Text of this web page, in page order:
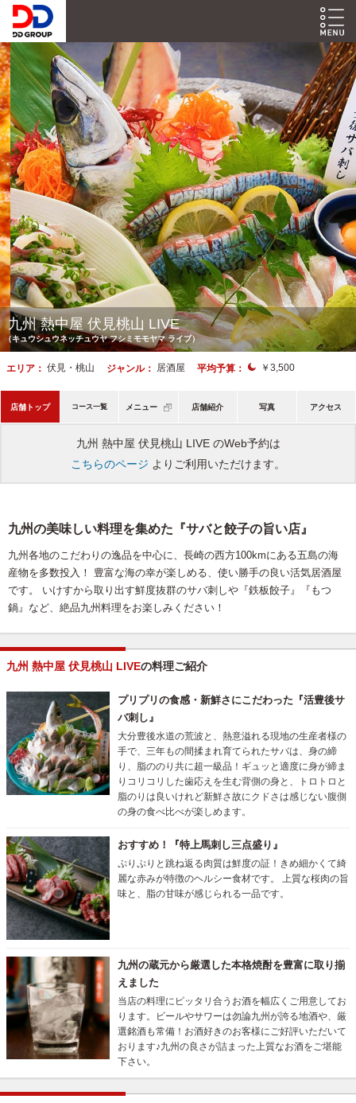
九州 熱中屋 伏見桃山 LIVE
（キュウシュウネッチュウヤ フシミモモヤマ ライブ）
エリア： 伏見・桃山 ジャンル： 居酒屋 平均予算： ￥3,500
店舗トップ コース一覧 メニュー 店舗紹介 写真 アクセス
九州 熱中屋 伏見桃山 LIVE のWeb予約は
こちらのページ よりご利用いただけます。
九州の美味しい料理を集めた『サバと餃子の旨い店』
九州各地のこだわりの逸品を中心に、長崎の西方100kmにある五島の海
産物を多数投入！ 豊富な海の幸が楽しめる、使い勝手の良い活気居酒屋
です。 いけすから取り出す鮮度抜群のサバ刺しや『鉄板餃子』『もつ
鍋』など、絶品九州料理をお楽しみください！
九州 熱中屋 伏見桃山 LIVEの料理ご紹介
プリプリの食感・新鮮さにこだわった『活豊後サ
バ刺し』
大分豊後水道の荒波と、熱意溢れる現地の生産者様の
手で、三年もの間揉まれ育てられたサバは、身の締
り、脂ののり共に超一級品！ギュッと適度に身が締ま
りコリコリした歯応えを生む背側の身と、トロトロと
脂のりは良いけれど新鮮さ故にクドさは感じない腹側
の身の食べ比べが楽しめます。
おすすめ！『特上馬刺し三点盛り』
ぷりぷりと跳ね返る肉質は鮮度の証！きめ細かくて綺
麗な赤みが特徴のヘルシー食材です。 上質な桜肉の旨
味と、脂の甘味が感じられる一品です。
九州の蔵元から厳選した本格焼酎を豊富に取り揃
えました
当店の料理にピッタリ合うお酒を幅広くご用意してお
ります。ビールやサワーは勿論九州が誇る地酒や、厳
選銘酒も常備！お酒好きのお客様にご好評いただいて
おります♪九州の良さが詰まった上質なお酒をご堪能
下さい。